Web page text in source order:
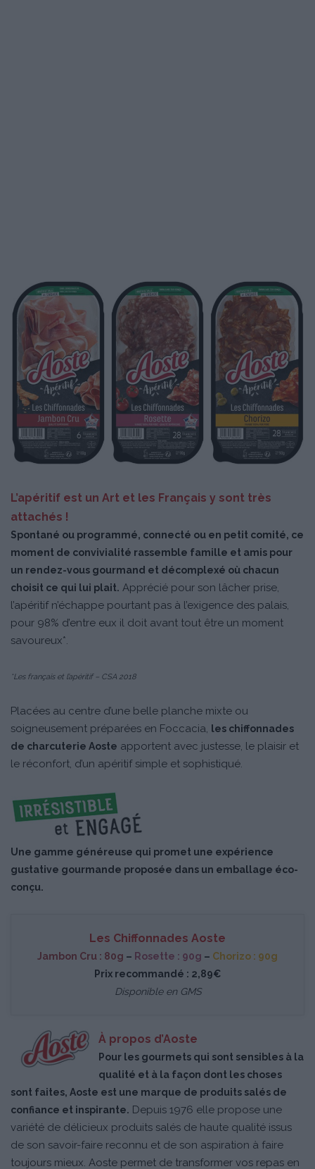
L’apéritif est un Art et les Français y sont très
attachés !
Spontané ou programmé, connecté ou en petit comité, ce
moment de convivialité rassemble famille et amis pour
un rendez-vous gourmand et décomplexé où chacun
choisit ce qui lui plait. Apprécié pour son lâcher prise,
l’apéritif n’échappe pourtant pas à l’exigence des palais,
pour 98% d’entre eux il doit avant tout être un moment
savoureux*.
*Les français et l’apéritif – CSA 2018
Placées au centre d’une belle planche mixte ou
soigneusement préparées en Foccacia, les chiffonnades
de charcuterie Aoste apportent avec justesse, le plaisir et
le réconfort, d’un apéritif simple et sophistiqué.
Une gamme généreuse qui promet une expérience
gustative gourmande proposée dans un emballage éco-
conçu.
Les Chiffonnades Aoste
Jambon Cru : 80g – Rosette : 90g – Chorizo : 90g
Prix recommandé : 2,89€
Disponible en GMS
À propos d’Aoste
Pour les gourmets qui sont sensibles à la
qualité et à la façon dont les choses
sont faites, Aoste est une marque de produits salés de
confiance et inspirante. Depuis 1976 elle propose une
variété de délicieux produits salés de haute qualité issus
de son savoir-faire reconnu et de son aspiration à faire
toujours mieux. Aoste permet de transformer vos repas en